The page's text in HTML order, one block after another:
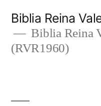
content
Biblia Reina
Biblia Reina
(RVR1960)